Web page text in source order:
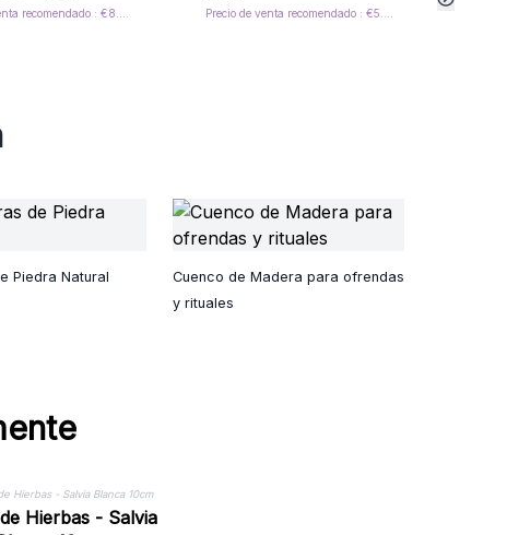
Piedra Natural
Cuenco de Madera para ofrendas
y rituales
Hierbas - Salvia